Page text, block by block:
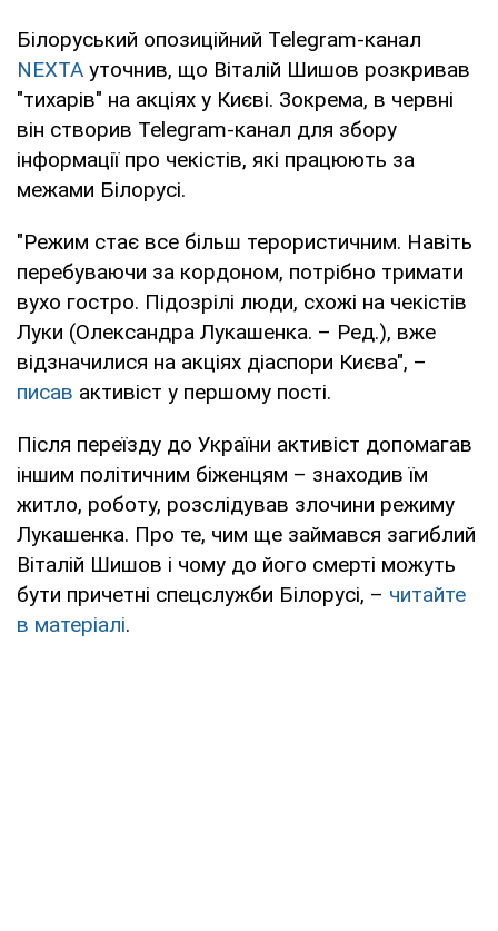
Білоруський опозиційний Telegram-канал
NEXTA уточнив, що Віталій Шишов розкривав
"тихарів" на акціях у Києві. Зокрема, в червні
він створив Telegram-канал для збору
інформації про чекістів, які працюють за
межами Білорусі.
"Режим стає все більш терористичним. Навіть
перебуваючи за кордоном, потрібно тримати
вухо гостро. Підозрілі люди, схожі на чекістів
Луки (Олександра Лукашенка. – Ред.), вже
відзначилися на акціях діаспори Києва", –
писав активіст у першому пості.
Після переїзду до України активіст допомагав
іншим політичним біженцям – знаходив їм
житло, роботу, розслідував злочини режиму
Лукашенка. Про те, чим ще займався загиблий
Віталій Шишов і чому до його смерті можуть
бути причетні спецслужби Білорусі, – читайте
в матеріалі.